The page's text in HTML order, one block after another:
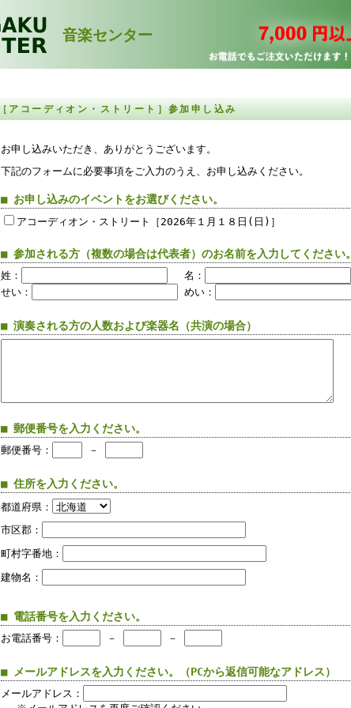
音楽センター
［アコーディオン・ストリート］参加申し込み
お申し込みいただき、ありがとうございます。
下記のフォームに必要事項をご入力のうえ、お申し込みください。
■ お申し込みのイベントをお選びください。
アコーディオン・ストリート［2026年１月１８日(日)］
■ 参加される方（複数の場合は代表者）のお名前を入力してください。
姓：
名：
せい：
めい：
■ 演奏される方の人数および楽器名（共演の場合）
■ 郵便番号を入力ください。
郵便番号： －
■ 住所を入力ください。
都道府県：
市区郡：
町村字番地：
建物名：
■ 電話番号を入力ください。
お電話番号： － －
■ メールアドレスを入力ください。（PCから返信可能なアドレス）
メールアドレス：